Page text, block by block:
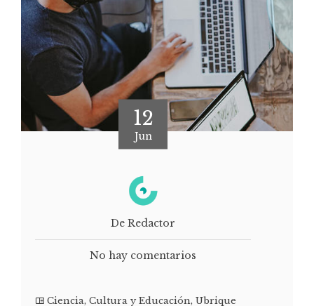
12
Jun
De Redactor
No hay comentarios
Ciencia, Cultura y Educación, Ubrique